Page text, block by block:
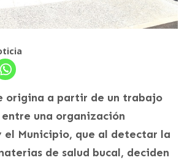
origina a partir de un trabajo
una organización
el Municipio, que al detectar la
de salud bucal, deciden